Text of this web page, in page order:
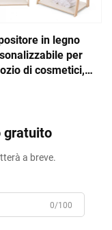
in legno
per
di cosmetici,
gratuito
a breve.
0/100